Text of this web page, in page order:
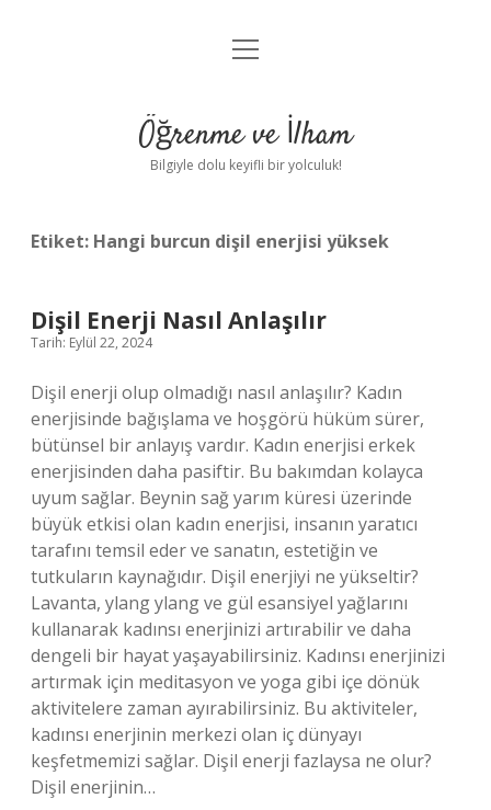
Anasayfa
Yasal Uyarı
menüyü
Öğrenme ve İlham
Bilgiyle dolu keyifli bir yolculuk!
Etiket: Hangi burcun dişil enerjisi yüksek
Dişil Enerji Nasıl Anlaşılır
Tarih: Eylül 22, 2024
Dişil enerji olup olmadığı nasıl anlaşılır? Kadın
enerjisinde bağışlama ve hoşgörü hüküm sürer,
bütünsel bir anlayış vardır. Kadın enerjisi erkek
enerjisinden daha pasiftir. Bu bakımdan kolayca
uyum sağlar. Beynin sağ yarım küresi üzerinde
büyük etkisi olan kadın enerjisi, insanın yaratıcı
tarafını temsil eder ve sanatın, estetiğin ve
tutkuların kaynağıdır. Dişil enerjiyi ne yükseltir?
Lavanta, ylang ylang ve gül esansiyel yağlarını
kullanarak kadınsı enerjinizi artırabilir ve daha
dengeli bir hayat yaşayabilirsiniz. Kadınsı enerjinizi
artırmak için meditasyon ve yoga gibi içe dönük
aktivitelere zaman ayırabilirsiniz. Bu aktiviteler,
kadınsı enerjinin merkezi olan iç dünyayı
keşfetmemizi sağlar. Dişil enerji fazlaysa ne olur?
Dişil enerjinin…